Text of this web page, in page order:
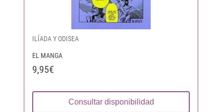
ILÍADA Y ODISEA
EL MANGA
9,95€
Consultar disponibilidad